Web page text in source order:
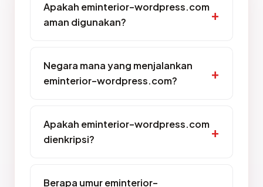
Apakah eminterior-wordpress.com
aman digunakan?
Negara mana yang menjalankan
eminterior-wordpress.com?
Apakah eminterior-wordpress.com
dienkripsi?
Berapa umur eminterior-